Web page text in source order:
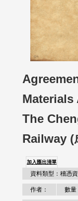
Materials
The
Railway (
加入匯出清單
資料類型：稽憑
作者： 數量